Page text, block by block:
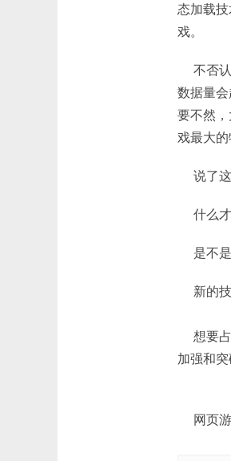
态加载
戏。
不否认
数据量
要不然
戏最大
说了这
什么才
是不是
新的技
想要占
加强和突
网页游